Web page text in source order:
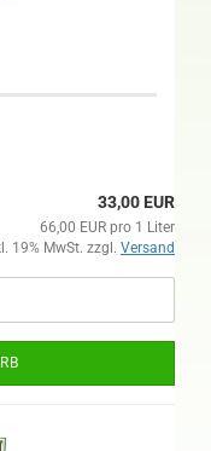
33,00 EUR
66,00 EUR pro 1 Liter
19% MwSt. zzgl. Versand